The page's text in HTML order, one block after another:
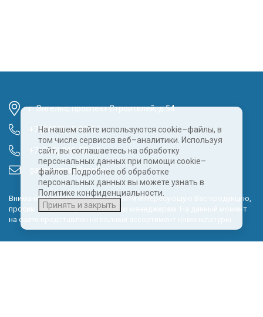
На нашем сайте используются cookie–файлы, в
том числе сервисов веб–аналитики. Используя
сайт, вы соглашаетесь на обработку
персональных данных при помощи cookie–
файлов. Подробнее об обработке
персональных данных вы можете узнать в
Политике конфиденциальности.
Принять и закрыть
г. Энгельс, проспект Строителей, д.54
+7 (8452) 68-00-61
+7 (960) 343-55-81
gazpragmat@mail.ru
Внимание! Если Вы не смогли найти интересующую Вас продукцию,
просим Вас обращаться к нашим менеджерам. На данный момент
на сайте представлен не полный ассортимент номенклатуры.